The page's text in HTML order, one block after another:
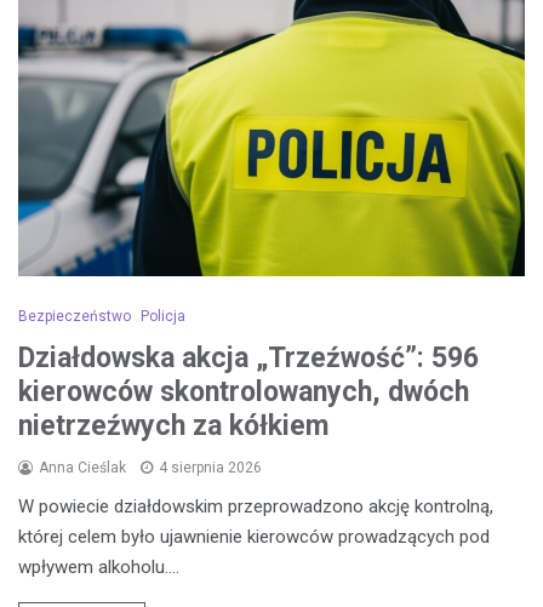
Bezpieczeństwo Policja
Działdowska akcja „Trzeźwość”: 596
kierowców skontrolowanych, dwóch
nietrzeźwych za kółkiem
Anna Cieślak 4 sierpnia 2026
W powiecie działdowskim przeprowadzono akcję kontrolną,
której celem było ujawnienie kierowców prowadzących pod
wpływem alkoholu.…